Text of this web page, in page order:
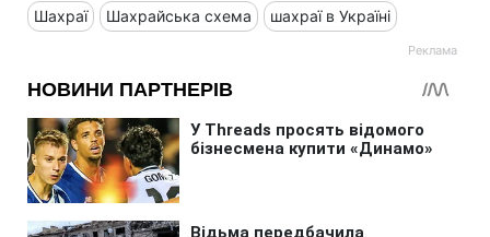
Шахраї Шахрайська схема шахраї в Україні